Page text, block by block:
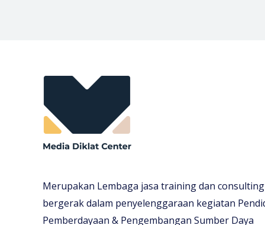
Merupakan Lembaga jasa training dan
bergerak dalam penyelenggaraan kegiatan
Pemberdayaan & Pengembangan Sumber Daya